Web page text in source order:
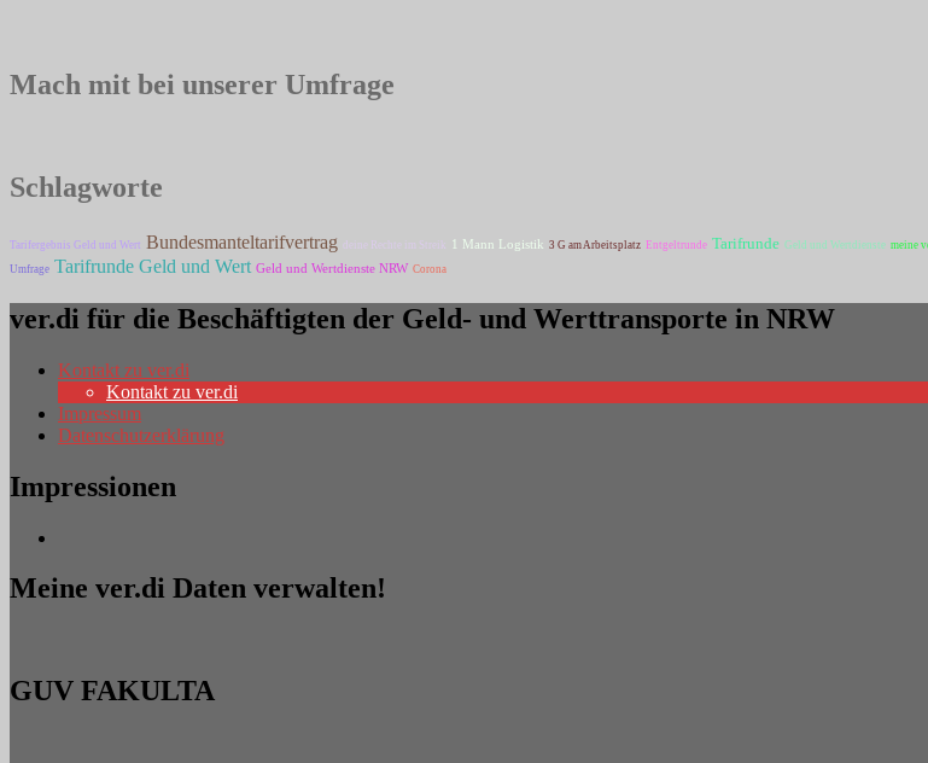
Mach mit bei unserer Umfrage
Schlagworte
Tarifergebnis Geld und Wert Bundesmanteltarifvertrag deine Rechte im Streik 1 Mann Logistik 3 G am Arbeitsplatz Entgeltrunde Tarifrunde Geld und Wertdienste meine
Umfrage Tarifrunde Geld und Wert Geld und Wertdienste NRW Corona
ver.di für die Beschäftigten der Geld- und Werttransporte in NRW
Kontakt zu ver.di
Kontakt zu ver.di
Impressum
Datenschutzerklärung
Impressionen
Meine ver.di Daten verwalten!
GUV FAKULTA